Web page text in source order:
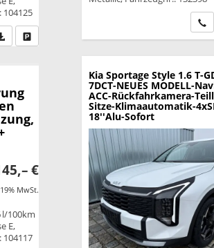
Sie an
PDF-Datei, Fahrzeugexposé drucken
€
MwSt.
100km
E,
Kia Sportage Style 1.6 T-
7DCT-NEUES MODELL-
ACC-Rückfahrkamera-
Sitze-Klimaautomatik-
18''Alu-Sofort